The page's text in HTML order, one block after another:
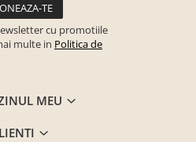
Coltare
cu promotiile
multe in Politica de
MEU